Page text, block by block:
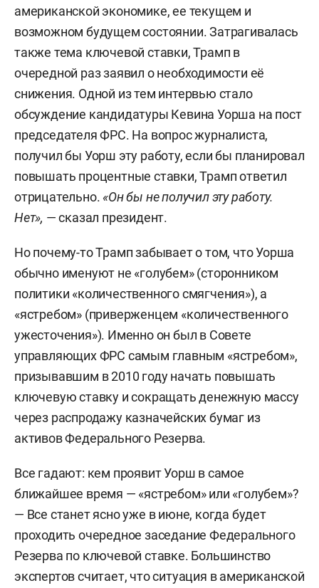
американской экономике, ее текущем и
возможном будущем состоянии. Затрагивалась
также тема ключевой ставки, Трамп в
очередной раз заявил о необходимости её
снижения. Одной из тем интервью стало
обсуждение кандидатуры Кевина Уорша на пост
председателя ФРС. На вопрос журналиста,
получил бы Уорш эту работу, если бы планировал
повышать процентные ставки, Трамп ответил
отрицательно. «Он бы не получил эту работу.
Нет», — сказал президент.
Но почему-то Трамп забывает о том, что Уорша
обычно именуют не «голубем» (сторонником
политики «количественного смягчения»), а
«ястребом» (приверженцем «количественного
ужесточения»). Именно он был в Совете
управляющих ФРС самым главным «ястребом»,
призывавшим в 2010 году начать повышать
ключевую ставку и сокращать денежную массу
через распродажу казначейских бумаг из
активов Федерального Резерва.
Все гадают: кем проявит Уорш в самое
ближайшее время — «ястребом» или «голубем»?
— Все станет ясно уже в июне, когда будет
проходить очередное заседание Федерального
Резерва по ключевой ставке. Большинство
экспертов считает, что ситуация в американской